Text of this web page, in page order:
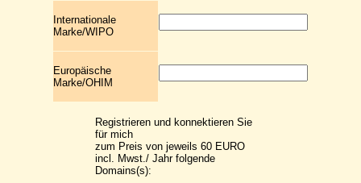
Internationale
Marke/WIPO
Europäische
Marke/OHIM
Registrieren und konnektieren Sie
für mich
zum Preis von jeweils 60 EURO
incl. Mwst./ Jahr folgende
Domains(s):